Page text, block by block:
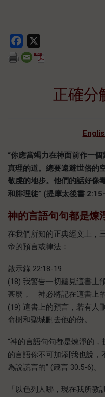
Facebook
正確分
“你應當竭力在神面前作一個
真理的道。 總要遠避世俗的
敬虔的地步。 他們的話好像
和腓理徒” (提摩太後書
神的言語句句都是煉
在我們所知的正典經文上，
帝的預言或律法：
啟示錄 22:18-19
(18) 我警告一切聽見這書上
甚麼， 神必將記在這書上的
(19) 這書上的預言，若有人
命樹和聖城刪去他的份。
“神的言語句句都是煉淨的
的言語你不可加添[我也說
為說謊言的” (箴言 30:5-6)。
「以色列人哪，現在我所